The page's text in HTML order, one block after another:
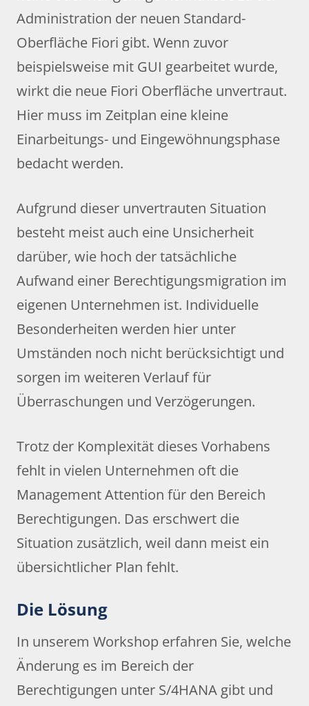
Administration der neuen Standard-
Oberfläche Fiori gibt. Wenn zuvor
beispielsweise mit GUI gearbeitet wurde,
wirkt die neue Fiori Oberfläche unvertraut.
Hier muss im Zeitplan eine kleine
Einarbeitungs- und Eingewöhnungsphase
bedacht werden.
Aufgrund dieser unvertrauten Situation
besteht meist auch eine Unsicherheit
darüber, wie hoch der tatsächliche
Aufwand einer Berechtigungsmigration im
eigenen Unternehmen ist. Individuelle
Besonderheiten werden hier unter
Umständen noch nicht berücksichtigt und
sorgen im weiteren Verlauf für
Überraschungen und Verzögerungen.
Trotz der Komplexität dieses Vorhabens
fehlt in vielen Unternehmen oft die
Management Attention für den Bereich
Berechtigungen. Das erschwert die
Situation zusätzlich, weil dann meist ein
übersichtlicher Plan fehlt.
Die Lösung
In unserem Workshop erfahren Sie, welche
Änderung es im Bereich der
Berechtigungen unter S/4HANA gibt und